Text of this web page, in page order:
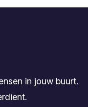
in jouw buurt.